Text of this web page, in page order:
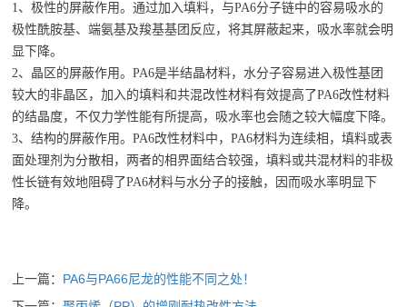
1、极性的屏蔽作用。通过加入填料，与PA6分子链中的容易吸水的
极性酰胺基、端氨基及羧基基团反应，将其屏蔽起来，吸水率就会明
显下降。
2、晶区的屏蔽作用。PA6是半结晶材料，水分子容易进入极性基团
较大的非晶区，加入的填料和共混改性材料有效提高了PA6改性材料
的结晶度，不仅力学性能有所提高，吸水率也会随之较大幅度下降。
3、结构的屏蔽作用。PA6改性材料中，PA6材料为连续相，填料或表
面处理剂为分散相，两者的相界面结合较强，填料或共混材料的非极
性长链有效地阻碍了PA6材料与水分子的接触，因而吸水率明显下
降。
上一篇： PA6与PA66尼龙的性能不同之处！